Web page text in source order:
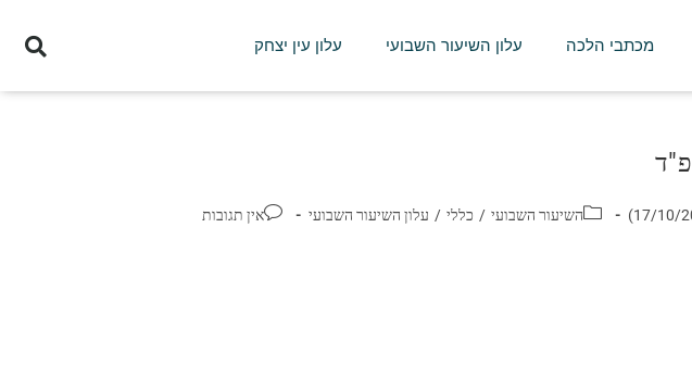
מכתבי הלכה עלון השיעור השבועי עלון עין יצחק
השיעור השבועי / כללי / עלון השיעור השבועי אין תגובות